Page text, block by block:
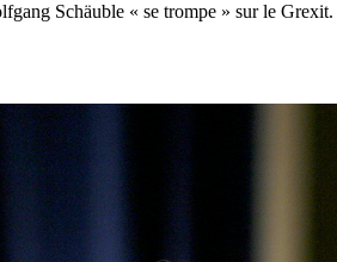
Schäuble « se trompe » sur le